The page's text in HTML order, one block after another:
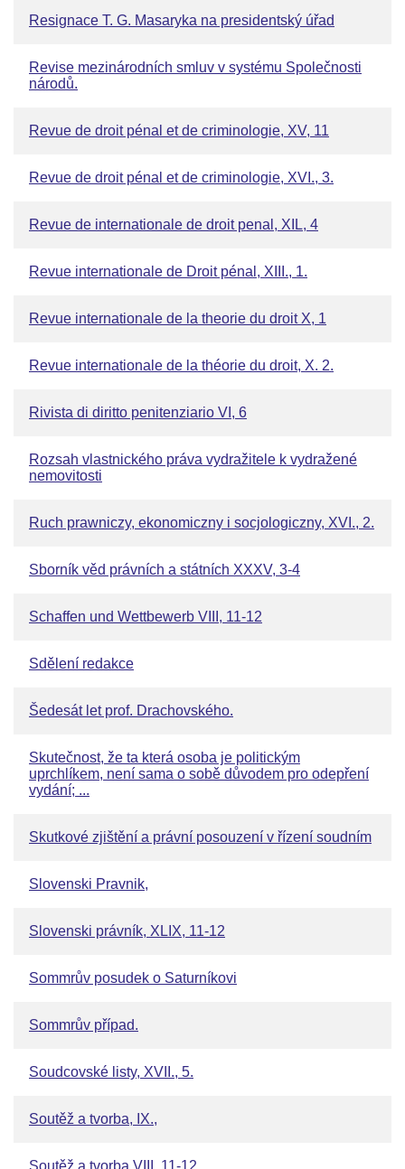
Resignace T. G. Masaryka na presidentský úřad
Revise mezinárodních smluv v systému Společnosti
národů.
Revue de droit pénal et de criminologie, XV, 11
Revue de droit pénal et de criminologie, XVI., 3.
Revue de internationale de droit penal, XIL, 4
Revue internationale de Droit pénal, XIII., 1.
Revue internationale de la theorie du droit X, 1
Revue internationale de la théorie du droit, X. 2.
Rivista di diritto penitenziario VI, 6
Rozsah vlastnického práva vydražitele k vydražené
nemovitosti
Ruch prawniczy, ekonomiczny i socjologiczny, XVI., 2.
Sborník věd právních a státních XXXV, 3-4
Schaffen und Wettbewerb VIII, 11-12
Sdělení redakce
Šedesát let prof. Drachovského.
Skutečnost, že ta která osoba je politickým
uprchlíkem, není sama o sobě důvodem pro odepření
vydání; ...
Skutkové zjištění a právní posouzení v řízení soudním
Slovenski Pravnik,
Slovenski právník, XLIX, 11-12
Sommrův posudek o Saturníkovi
Sommrův případ.
Soudcovské listy, XVII., 5.
Soutěž a tvorba, IX.,
Soutěž a tvorba VIII, 11-12